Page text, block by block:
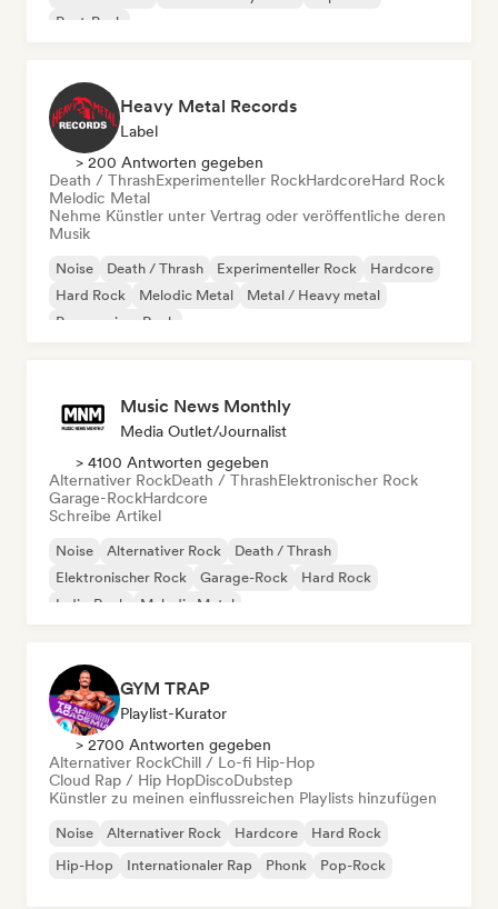
Post-Punk
Heavy Metal Records
Label
> 200 Antworten gegeben
Death / ThrashExperimenteller RockHardcoreHard Rock
Melodic Metal
Nehme Künstler unter Vertrag oder veröffentliche deren
Musik
Noise Death / Thrash Experimenteller Rock
Hardcore
Hard Rock
Melodic Metal
Metal / Heavy metal
Progressiver Rock
Music News Monthly
Media Outlet/Journalist
> 4100 Antworten gegeben
Alternativer RockDeath / ThrashElektronischer Rock
Garage-RockHardcore
Schreibe Artikel
Noise Alternativer Rock
Death / Thrash
Elektronischer Rock
Garage-Rock
Hard Rock
Indie-Rock
Melodic Metal
GYM TRAP
Playlist-Kurator
> 2700 Antworten gegeben
Alternativer RockChill / Lo-fi Hip-Hop
Cloud Rap / Hip HopDiscoDubstep
Künstler zu meinen einflussreichen Playlists hinzufügen
Noise Alternativer Rock Hardcore
Hard Rock
Hip-Hop
Internationaler Rap Phonk Pop-Rock